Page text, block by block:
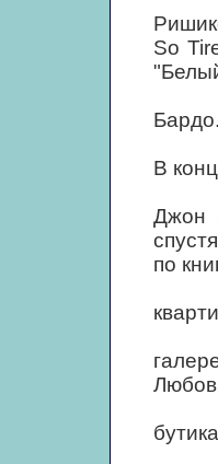
So
Бардо.
Май
В
25
Джон
по
7
31
18